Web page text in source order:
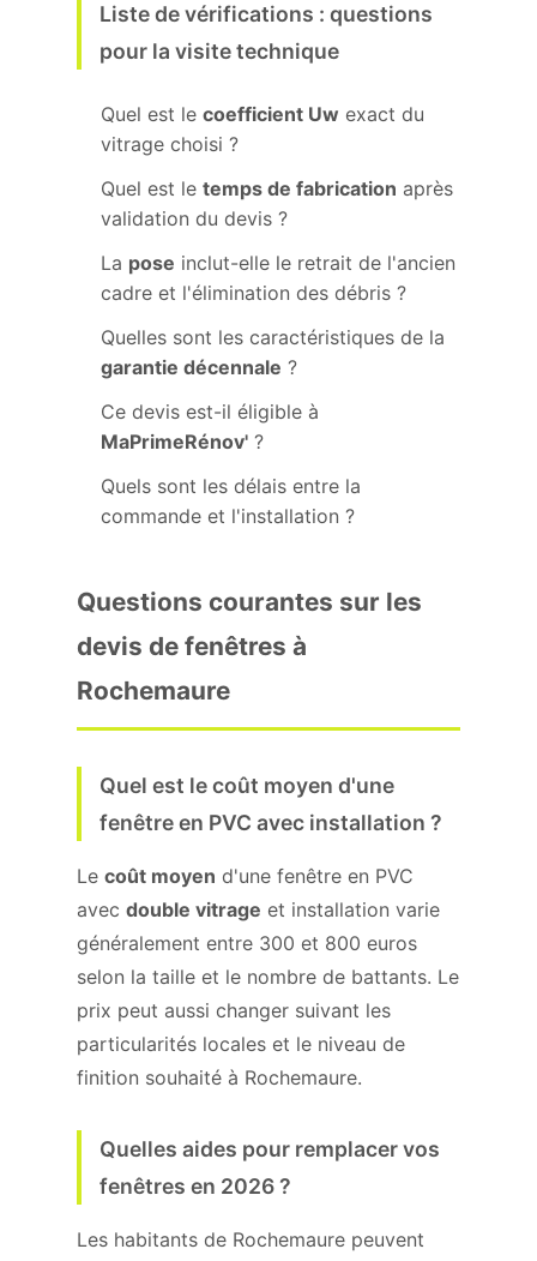
Liste de vérifications : questions
pour la visite technique
Quel est le coefficient Uw exact du
vitrage choisi ?
Quel est le temps de fabrication après
validation du devis ?
La pose inclut-elle le retrait de l'ancien
cadre et l'élimination des débris ?
Quelles sont les caractéristiques de la
garantie décennale ?
Ce devis est-il éligible à
MaPrimeRénov' ?
Quels sont les délais entre la
commande et l'installation ?
Questions courantes sur les
devis de fenêtres à
Rochemaure
Quel est le coût moyen d'une
fenêtre en PVC avec installation ?
Le coût moyen d'une fenêtre en PVC
avec double vitrage et installation varie
généralement entre 300 et 800 euros
selon la taille et le nombre de battants. Le
prix peut aussi changer suivant les
particularités locales et le niveau de
finition souhaité à Rochemaure.
Quelles aides pour remplacer vos
fenêtres en 2026 ?
Les habitants de Rochemaure peuvent